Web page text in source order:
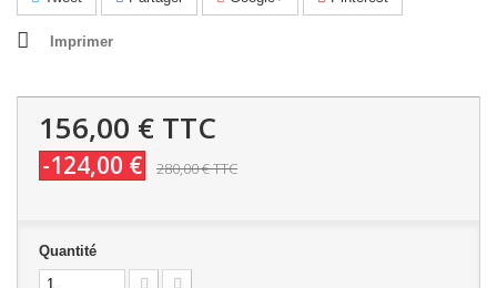
Imprimer
156,00 € TTC
-124,00 € 280,00 €TTC
Quantité